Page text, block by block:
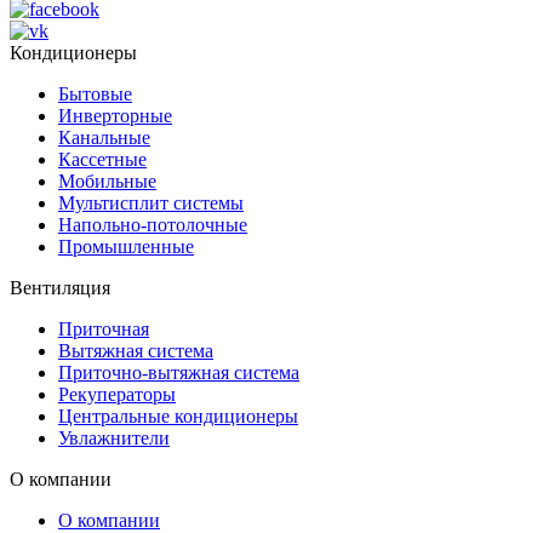
Кондиционеры
Бытовые
Инверторные
Канальные
Кассетные
Мобильные
Мультисплит системы
Напольно-потолочные
Промышленные
Вентиляция
Приточная
Вытяжная система
Приточно-вытяжная система
Рекуператоры
Центральные кондиционеры
Увлажнители
О компании
О компании